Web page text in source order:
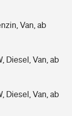
Van, ab
Diesel, Van, ab
Diesel, Van, ab